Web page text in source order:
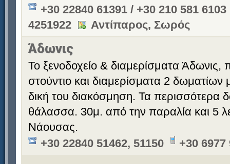
+30 22840 61391 / +30 210 581 6103
4251922
Αντίπαρος, Σωρός
Άδωνις
Το ξενοδοχείο & διαμερίσματα
στούντιο και διαμερίσματα 2 δωματίων
δική του διακόσμηση. Τα περισσότερα
θάλασσα. 30μ. από την παραλία και 5
Νάουσας.
+30 22840 51462, 51150
+30 6977